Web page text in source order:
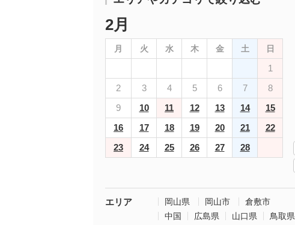
2月
月 火 水 木 金 土 日
1
2
3 4 5 6 7
8
9
10 11 12 13 14
15
16
17 18 19 20 21
22
23
24 25 26 27 28
エリア 岡山県 岡山市
倉敷市
中国
広島県 山口県 鳥取県